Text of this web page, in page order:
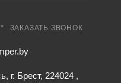
ЗАКАЗАТЬ ЗВОНОК
г. Брест, 224024 ,